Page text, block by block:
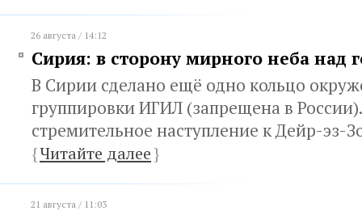
26 августа / 14:12
Сирия: в сторону мирного неба над
В Сирии сделано ещё одно кольцо
группировки ИГИЛ (запрещена в
стремительное наступление к Дейр-эз-
{Читайте далее}
21 августа / 11:03